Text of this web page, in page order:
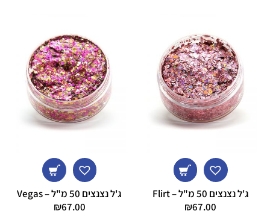
ג'ל נצנצים 50 מ"ל – Flirt
₪67.00
ג'ל נצנצים 50 מ"ל – Vegas
₪67.00